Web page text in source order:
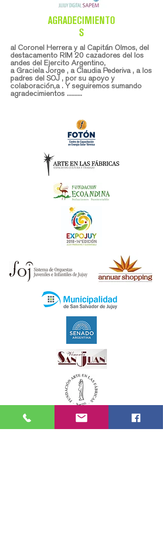
AGRADECIMIENTO
S
al Coronel Herrera y al Capitán Olmos, del
destacamento RIM 20 cazadores del los
andes del Ejercito Argentino,
a Graciela Jorge , a Claudia Pederiva , a los
padres del SOJ , por su apoyo y
colaboración,a . Y seguiremos sumando
agradecimientos ..........